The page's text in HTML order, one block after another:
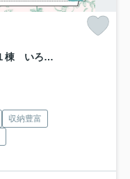
【新築】桐生市相生町５丁目 限定１棟 いろどりアイタウン 新築建売
収納豊富